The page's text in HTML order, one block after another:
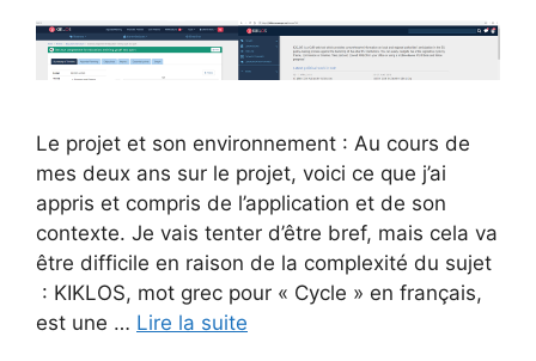
Le projet et son environnement : Au cours de
mes deux ans sur le projet, voici ce que j’ai
appris et compris de l’application et de son
contexte. Je vais tenter d’être bref, mais cela va
être difficile en raison de la complexité du sujet
: KIKLOS, mot grec pour « Cycle » en français,
est une … Lire la suite